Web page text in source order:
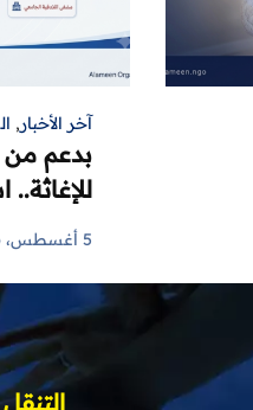
آخر الأخبار,
بدعم من
5 أغسطس، 2026